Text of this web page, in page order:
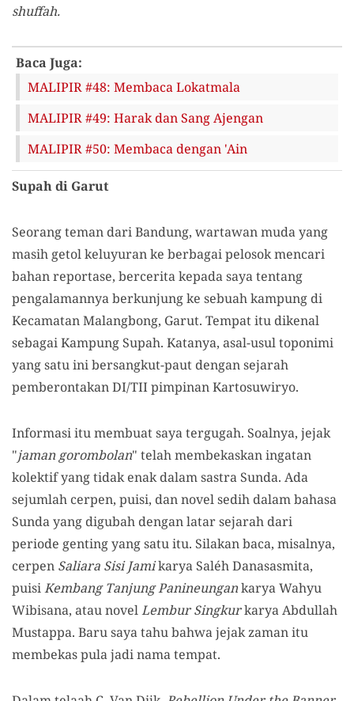
shuffah.
Baca Juga:
MALIPIR #48: Membaca Lokatmala
MALIPIR #49: Harak dan Sang Ajengan
MALIPIR #50: Membaca dengan 'Ain
Supah di Garut
Seorang teman dari Bandung, wartawan muda yang
masih getol keluyuran ke berbagai pelosok mencari
bahan reportase, bercerita kepada saya tentang
pengalamannya berkunjung ke sebuah kampung di
Kecamatan Malangbong, Garut. Tempat itu dikenal
sebagai Kampung Supah. Katanya, asal-usul toponimi
yang satu ini bersangkut-paut dengan sejarah
pemberontakan DI/TII pimpinan Kartosuwiryo.
Informasi itu membuat saya tergugah. Soalnya, jejak
"jaman gorombolan" telah membekaskan ingatan
kolektif yang tidak enak dalam sastra Sunda. Ada
sejumlah cerpen, puisi, dan novel sedih dalam bahasa
Sunda yang digubah dengan latar sejarah dari
periode genting yang satu itu. Silakan baca, misalnya,
cerpen Saliara Sisi Jamikarya Saléh Danasasmita,
puisiKembang Tanjung Panineungankarya Wahyu
Wibisana, atau novelLembur Singkurkarya Abdullah
Mustappa. Baru saya tahu bahwa jejak zaman itu
membekas pula jadi nama tempat.